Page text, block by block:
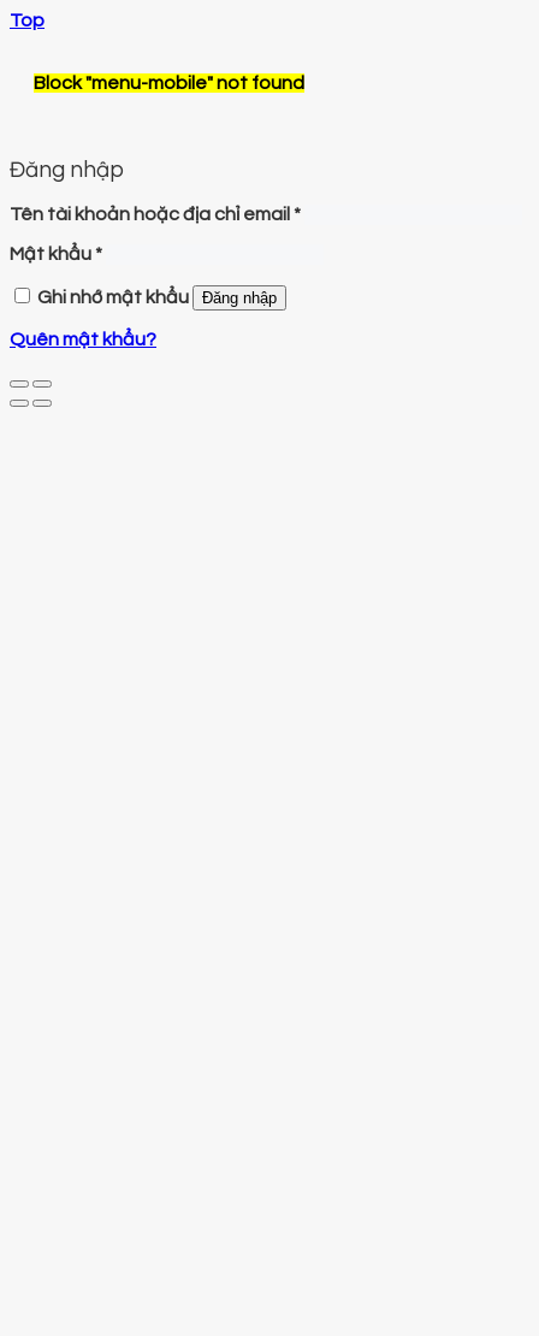
Top
Block"menu-mobile"not found
Đăng nhập
Tên tài khoản hoặc địa chỉ email *
Mật khẩu*
Ghi nhớ mật khẩu Đăng nhập
Quên mật khẩu?